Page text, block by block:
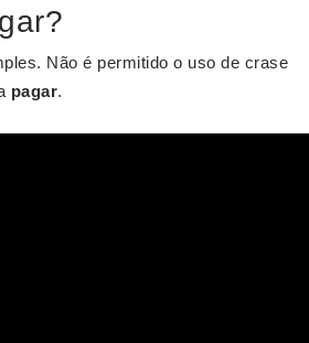
Não é permitido o uso de crase
pagar.